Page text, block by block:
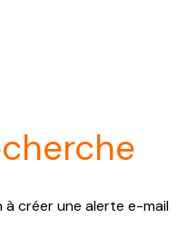
créer une alerte e-mail